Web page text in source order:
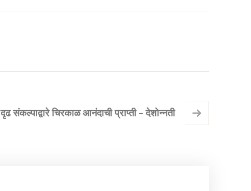
दृढ संकल्पाद्वारे चिरकाळ आनंदाची प्राप्ती - देशोन्नती